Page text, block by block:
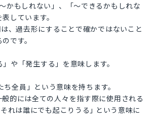
かもしれない」、「〜できるかもしれな
しています。
、過去形にすることで確かではないこと
です。
や「発生する」を意味します。
全員」という意味を持ちます。
的には全ての人々を指す際に使用される
れは誰にでも起こりうる｣ という意味に